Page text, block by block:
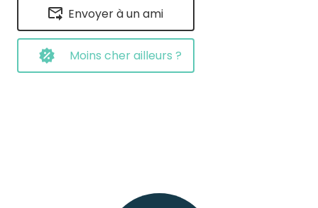
Envoyer à un ami
Moins cher ailleurs ?